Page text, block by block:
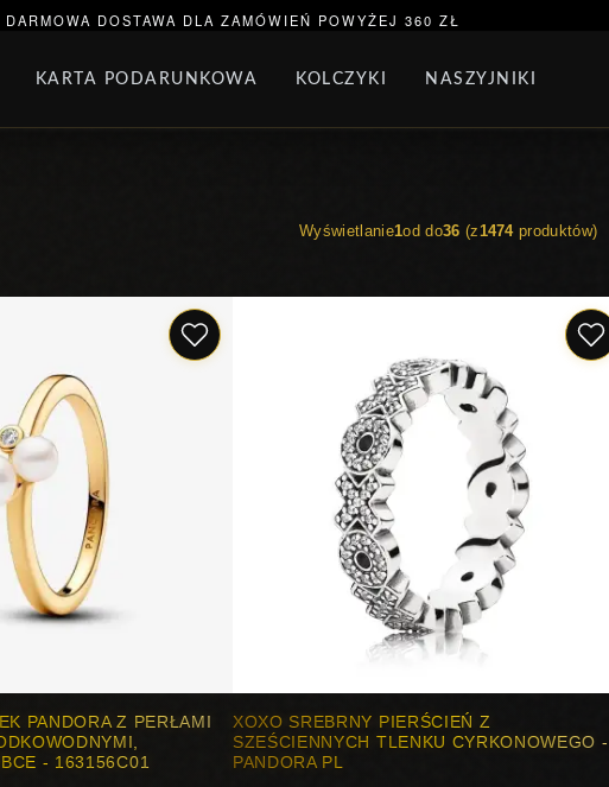
DARMOWA DOSTAWA DLA ZAMÓWIEŃ POWYŻEJ 360 ZŁ
SPRZEDAŻ BRANSOLETKA NA NOGĘ BRANSOLETKI
KARTA PODARUNKOWA KOLCZYKI NASZYJNIKI
Wyświetlanie1od do36 (z1474produktów)
PANDORA Z PERŁAMI
- 163156C01
XOXO SREBRNY PIERŚCIEŃ Z
SZEŚCIENNYCH TLENKU CYRKONOWEGO -
PANDORA PL